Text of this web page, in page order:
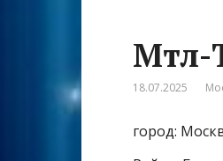
Мтл-
18.07.2025
город: